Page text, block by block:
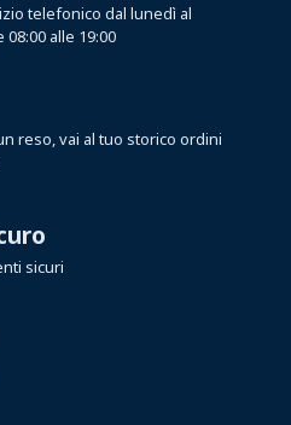
telefonico dal lunedì al
alle 19:00
reso, vai al tuo storico ordini
sicuri